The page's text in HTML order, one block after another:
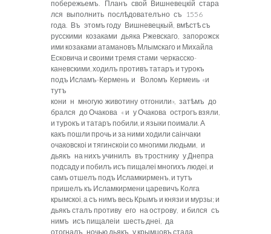
побережьемъ. Планъ свой Вишневецкій стара
лся выполнить послѣдователъно съ 1556
года. Въ этомъ году Вишневецкый, вмѣстѣ съ
русскими козаками дьяка Ржевскаго, запорожск
ими козаками атамановъ Млымскаго и Михайла
Есковича и своими тремя стами черкасско-
каневскими, ходилъ противъ татаръ и турокъ
подъ Исламъ-Кермень и
Воломъ Кермеиь «и
тутъ
кони н многую животину отгонили», затѣмъ до
брался до Очакова « и у Очакова острогъ взяли,
и турокъ и татаръ побили, и языки поимали. А
какъ пошли прочь и за ними ходили саінчаки
очаковскоі и тягинскоіи со многими людьми, и
дьякъ на нихъ учинилъ въ тростнику у Днепра
подсаду и побилъ исъ пищалеі многихъ людеі, и
самъ отшелъ подъ Исламкирменъ, и тутъ
пришелъ къ Исламкирмени царевичъ Колга
крымскоі, а съ нимъ весь Крымъ и князи и мурзы; и
дьякъ сталъ противу его на острову, и бился съ
нимъ исъ пищалеіи шесть днеі, да
отогналъ ночью дьякъ у крымцовъ стада